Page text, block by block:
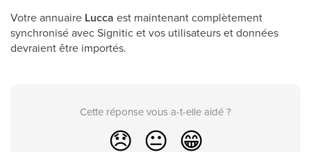
Votre annuaire Lucca est maintenant complètement
synchronisé avec Signitic et vos utilisateurs et données
devraient être importés.
Cette réponse vous a-t-elle aidé ?
😞 😐 😁